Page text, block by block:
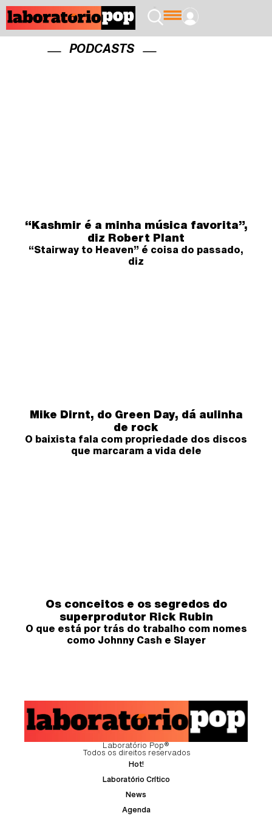
PODCASTS
“Kashmir é a minha música favorita”,
diz Robert Plant
“Stairway to Heaven” é coisa do passado,
diz
Mike Dirnt, do Green Day, dá aulinha
de rock
O baixista fala com propriedade dos discos
que marcaram a vida dele
Os conceitos e os segredos do
superprodutor Rick Rubin
O que está por trás do trabalho com nomes
como Johnny Cash e Slayer
Laboratório Pop®
Todos os direitos reservados
Hot!
Laboratório Crítico
News
Agenda